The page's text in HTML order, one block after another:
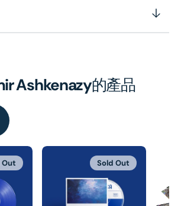
Ashkenazy的產品
Out Sold Out